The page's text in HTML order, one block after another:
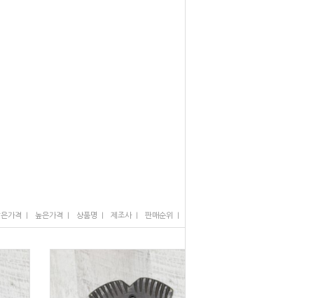
은가격 높은가격 상품명 제조사I 판매순위